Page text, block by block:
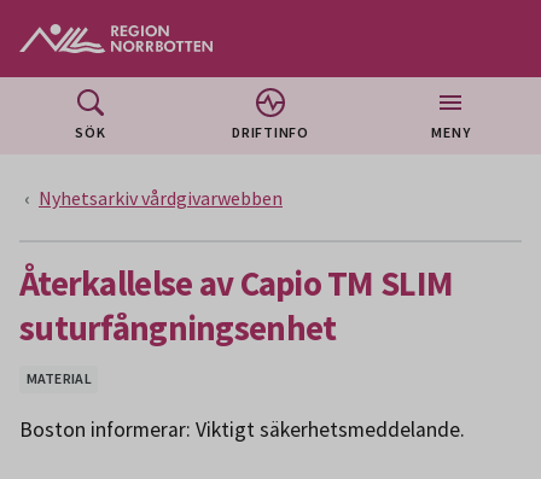
SÖK DRIFTINFO MENY
Nyhetsarkiv vårdgivarwebben
Återkallelse av Capio TM SLIM
suturfångningsenhet
MATERIAL
Boston informerar: Viktigt säkerhetsmeddelande.